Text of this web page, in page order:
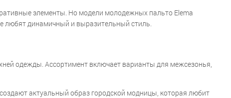
элементы. Но модели молодежных пальто Elema
любят динамичный и выразительный стиль.
одежды. Ассортимент включает варианты для межсезонья,
актуальный образ городской модницы, которая любит